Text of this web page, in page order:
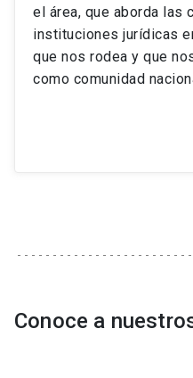
el área, que aborda las
instituciones jurídicas
que nos rodea y que
como comunidad
Conoce a